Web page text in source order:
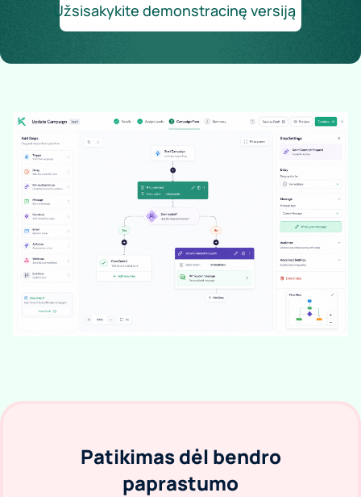
Užsisakykite demonstracinę versiją
Patikimas dėl bendro
paprastumo